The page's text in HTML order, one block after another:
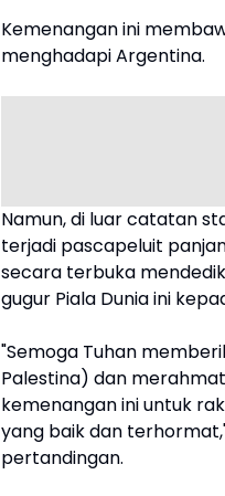
Kemenangan ini
menghadapi Argentina.
Namun, di luar catatan
terjadi pascapeluit
secara terbuka
gugur Piala Dunia ini
"Semoga Tuhan
Palestina) dan
kemenangan ini untuk
yang baik dan
pertandingan.